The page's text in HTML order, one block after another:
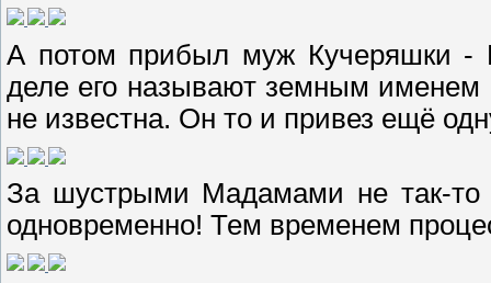
А потом прибыл муж Кучеряшки
деле его называют земным именем
не известна. Он то и привез ещё
За шустрыми Мадамами не так-то
одновременно! Тем временем